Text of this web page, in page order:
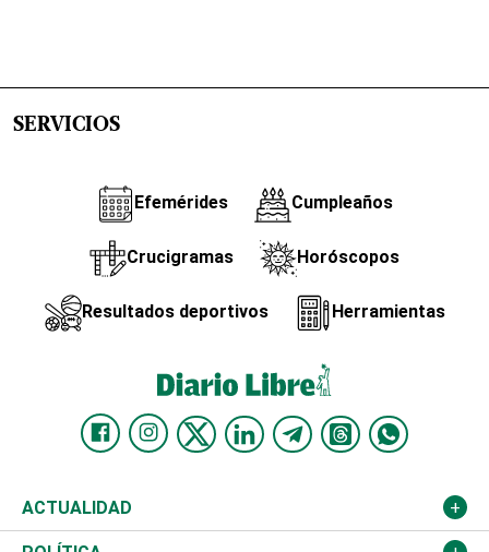
SERVICIOS
Efemérides Cumpleaños
Crucigramas Horóscopos
Resultados deportivos Herramientas
ACTUALIDAD